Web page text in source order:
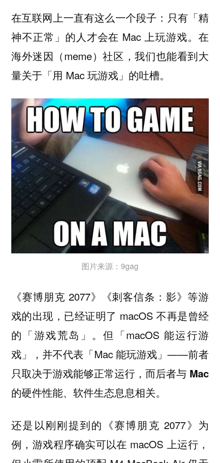
在互联网上一直有这么一个段子：只有「精
神不正常」的人才会在 Mac 上玩游戏。在
海外迷因（meme）社区，我们也能看到大
量关于「用 Mac 玩游戏」的吐槽。
图片来源：9gag
《赛博朋克 2077》《刺客信条：影》等游
戏的出现，已经证明了 macOS 不再是曾经
的「游戏荒岛」。但「macOS 能运行游
戏」，并不代表「Mac 能玩游戏」——前者
只取决于游戏能够正常运行，而后者与 Mac
的硬件性能、软件生态息息相关。
还是以刚刚提到的《赛博朋克 2077》为
例，游戏程序确实可以在 macOS 上运行，